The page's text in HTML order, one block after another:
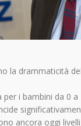
la drammaticità
per i bambini da 0
ancora oggi